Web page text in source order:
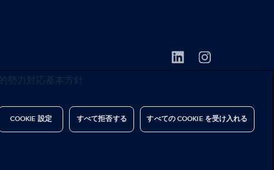
勢力対応基本方針
COOKIE 設定 すべて拒否する すべての COOKIE を受け入れる